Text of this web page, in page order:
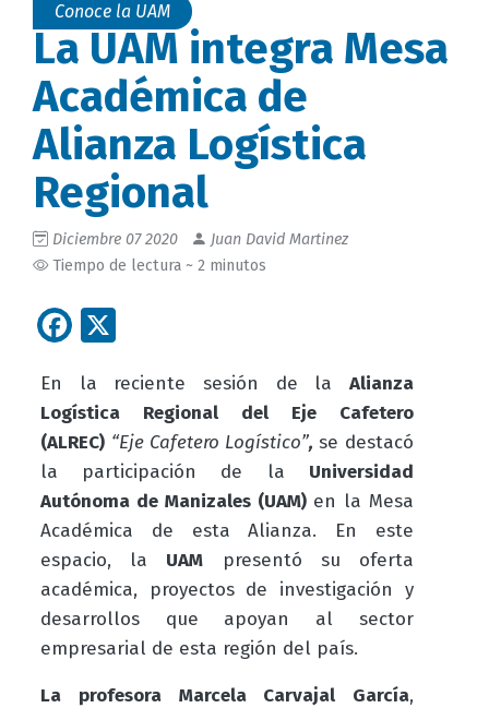
Conoce la UAM
La UAM integra Mesa
Académica de
Alianza Logística
Regional
Diciembre 07 2020
Juan David Martinez
Tiempo de lectura ~ 2 minutos
Facebook
En la reciente sesión de laAlianza
Logística Regional del Eje Cafetero
(ALREC) “Eje Cafetero Logístico”,se destacó
la participación de la Universidad
Autónoma de Manizales (UAM) en la Mesa
Académica de esta Alianza. En este
espacio, la UAM presentó su oferta
académica, proyectos de investigación y
desarrollos que apoyan al sector
empresarial de esta región del país.
La profesora Marcela Carvajal García,